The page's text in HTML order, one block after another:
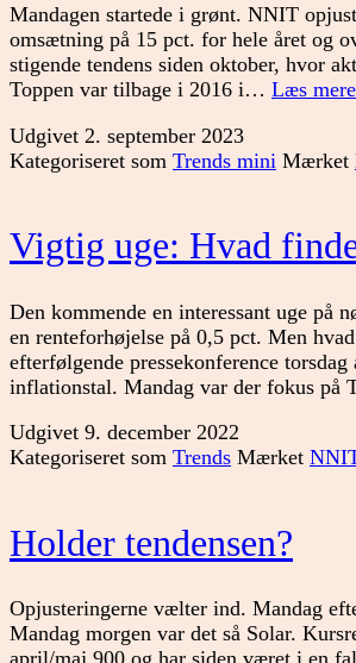
Mandagen startede i grønt. NNIT
omsætning på 15 pct. for hele året og
stigende tendens siden oktober, hvor
Toppen var tilbage i 2016 i… Læs mere
Udgivet 2. september 2023
Kategoriseret som Trends mini Mærket
Vigtig uge: Hvad
Den kommende en interessant uge på
en renteforhøjelse på 0,5 pct. Men
efterfølgende pressekonference
inflationstal. Mandag var der fokus på
Udgivet 9. december 2022
Kategoriseret som Trends Mærket
Holder tendensen?
Opjusteringerne vælter ind. Mandag
Mandag morgen var det så Solar.